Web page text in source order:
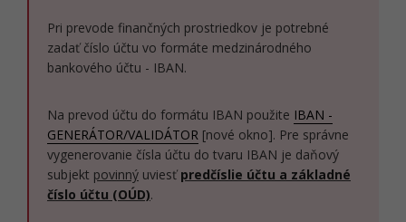
Pri prevode finančných prostriedkov je potrebné
zadať číslo účtu vo formáte medzinárodného
bankového účtu - IBAN.
Na prevod účtu do formátu IBAN použite IBAN -
GENERÁTOR/VALIDÁTOR [nové okno]. Pre správne
vygenerovanie čísla účtu do tvaru IBAN je daňový
subjekt povinný uviesť predčíslie účtu a základné
číslo účtu (OÚD).